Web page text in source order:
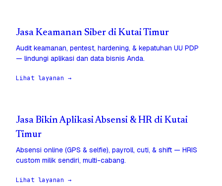
Jasa Keamanan Siber di Kutai Timur
Audit keamanan, pentest, hardening, & kepatuhan UU PDP
— lindungi aplikasi dan data bisnis Anda.
Lihat layanan →
Jasa Bikin Aplikasi Absensi & HR di Kutai
Timur
Absensi online (GPS & selfie), payroll, cuti, & shift — HRIS
custom milik sendiri, multi-cabang.
Lihat layanan →